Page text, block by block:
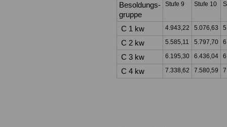
Besoldungs-
gruppe
Stufe 9 Stufe 10
C 1 kw 4.943,22 5.076,63
C 2 kw 5.585,11 5.797,70
C 3 kw 6.195,30 6.436,04
C 4 kw 7.338,62 7.580,59